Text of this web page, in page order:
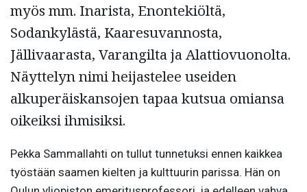
myös mm. Inarista, Enontekiöltä,
Sodankylästä, Kaaresuvannosta,
Jällivaarasta, VarangiltajaAlattiovuonolta.
Näyttelyn nimi heijastelee useiden
alkuperäiskansojen tapaa kutsua omiansa
oikeiksi ihmisiksi.
Pekka Sammallahti on tullut tunnetuksi ennen kaikkea
työstään saamen kielten ja kulttuurin parissa. Hän on